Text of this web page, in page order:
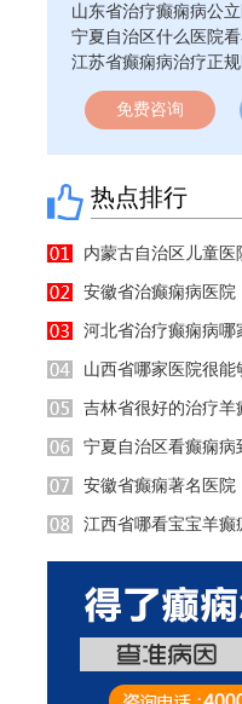
山东省治疗癫痫病公
宁夏自治区什么医院
江苏省癫痫病治疗正
免费咨询
热点排行
内蒙古自治区儿童
安徽省治癫痫病医院
河北省治疗癫痫病哪
山西省哪家医院很能
吉林省很好的治疗羊
宁夏自治区看癫痫病
安徽省癫痫著名医院
江西省哪看宝宝羊癫